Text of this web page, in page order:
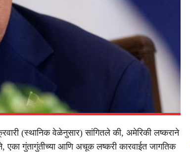
(स्थानिक वेळेनुसार) सांगितले की, अमेरिकी लष्कराने
एका गुंतागुंतीच्या आणि अचूक लष्करी कारवाईत जागतिक